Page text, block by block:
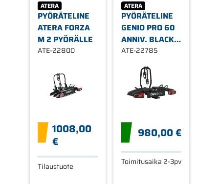
ATERA
PYÖRÄTELINE
ATERA FORZA
M 2 PYÖRÄLLE
ATE-22800
1008,00
€
Tilaustuote
ATERA
PYÖRÄTELINE
GENIO PRO 60
ANNIV. BLACK
EDITION
ATE-22785
980,00 €
Toimitusaika 2-3pv